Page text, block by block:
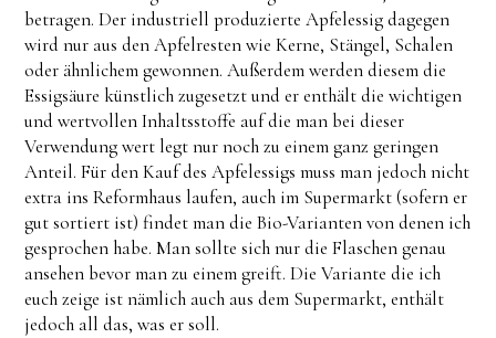
betragen. Der industriell produzierte Apfelessig dagegen
wird nur aus den Apfelresten wie Kerne, Stängel, Schalen
oder ähnlichem gewonnen. Außerdem werden diesem die
Essigsäure künstlich zugesetzt und er enthält die wichtigen
und wertvollen Inhaltsstoffe auf die man bei dieser
Verwendung wert legt nur noch zu einem ganz geringen
Anteil. Für den Kauf des Apfelessigs muss man jedoch nicht
extra ins Reformhaus laufen, auch im Supermarkt (sofern er
gut sortiert ist) findet man die Bio-Varianten von denen ich
gesprochen habe. Man sollte sich nur die Flaschen genau
ansehen bevor man zu einem greift. Die Variante die ich
euch zeige ist nämlich auch aus dem Supermarkt, enthält
jedoch all das, was er soll.